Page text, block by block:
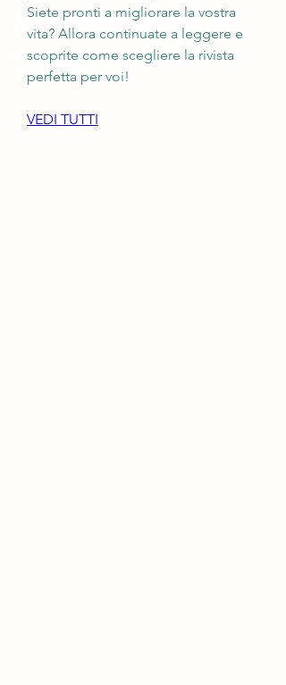
Siete pronti a migliorare la vostra
vita? Allora continuate a leggere e
scoprite come scegliere la rivista
perfetta per voi!
VEDI TUTTI